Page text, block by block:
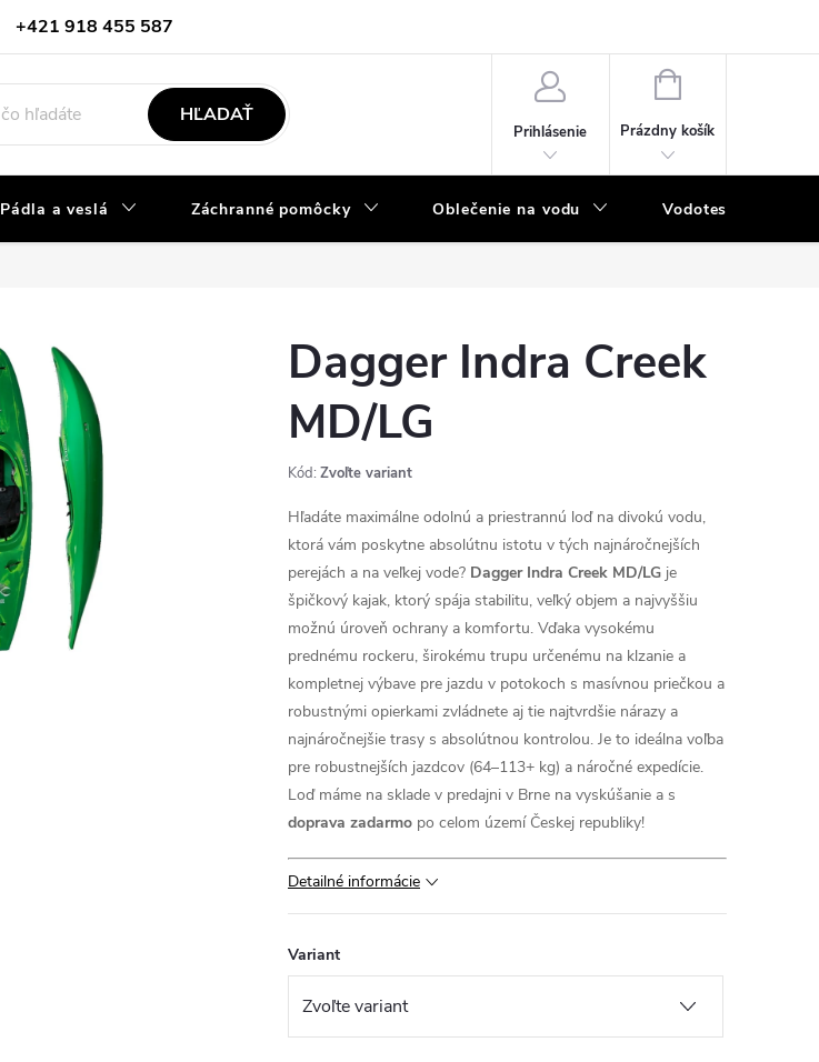
+421 918 455 587
info@vodacky-obchod.sk
HĽADAŤ
Prihlásenie
NÁKUPNÝ
Prázdny košík
Pádla a veslá Záchranné pomôcky Oblečenie na vodu Vodotesný program
Dagger Indra Creek
MD/LG
Kód: Zvoľte variant
Hľadáte maximálne odolnú a priestrannú loď na divokú vodu,
ktorá vám poskytne absolútnu istotu v tých najnáročnejších
perejách a na veľkej vode? Dagger Indra Creek MD/LG je
špičkový kajak, ktorý spája stabilitu, veľký objem a najvyššiu
možnú úroveň ochrany a komfortu. Vďaka vysokému
prednému rockeru, širokému trupu určenému na klzanie a
kompletnej výbave pre jazdu v potokoch s masívnou priečkou a
robustnými opierkami zvládnete aj tie najtvrdšie nárazy a
najnáročnejšie trasy s absolútnou kontrolou. Je to ideálna voľba
pre robustnejších jazdcov (64–113+ kg) a náročné expedície.
Loď máme na sklade v predajni v Brne na vyskúšanie a s
doprava zadarmo po celom území Českej republiky!
Detailné informácie
Variant